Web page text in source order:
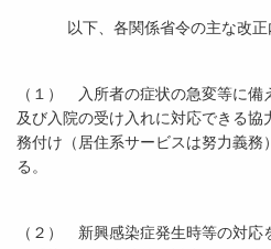
以下、各関係省令の主な改正
（１） 入所者の症状の急変等に備
及び入院の受け入れに対応できる
務付け（居住系サービスは努力義務
る。
（２） 新興感染症発生時等の対応